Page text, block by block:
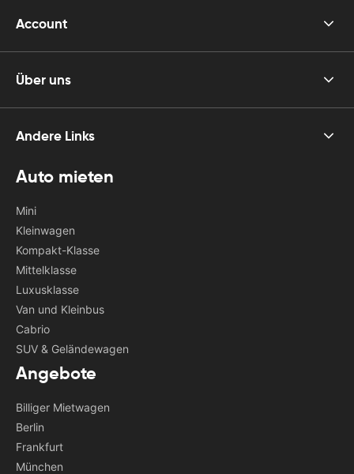
Account
Über uns
Andere Links
Auto mieten
Mini
Kleinwagen
Kompakt-Klasse
Mittelklasse
Luxusklasse
Van und Kleinbus
Cabrio
SUV & Geländewagen
Angebote
Billiger Mietwagen
Berlin
Frankfurt
München